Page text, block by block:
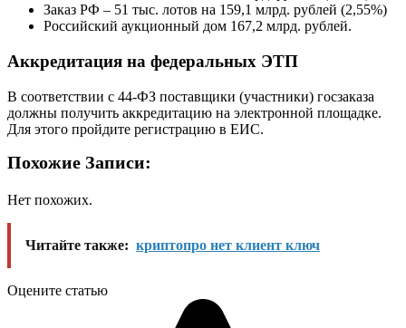
Заказ РФ – 51 тыс. лотов на 159,1 млрд. рублей (2,55%)
Российский аукционный дом 167,2 млрд. рублей.
Аккредитация на федеральных ЭТП
В соответствии с 44-ФЗ поставщики (участники) госзаказа
должны получить аккредитацию на электронной площадке.
Для этого пройдите регистрацию в ЕИС.
Похожие Записи:
Нет похожих.
Читайте также: криптопро нет клиент ключ
Оцените статью